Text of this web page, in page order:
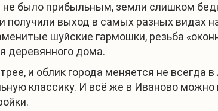
не было прибыльным, земли слишком
получили выход в самых разных видах
шуйские гармошки, резьба
деревянного дома.
и облик города меняется не всегда
классику. И всё же в Иваново можно